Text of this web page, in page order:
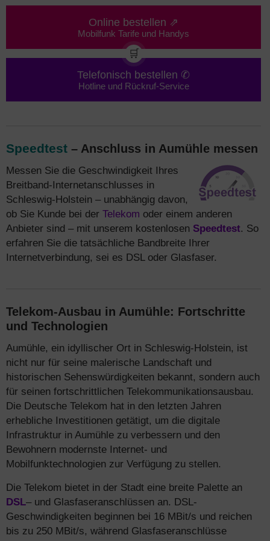
Online bestellen ⇗
Mobilfunk Tarife und Handys
🛒
Telefonisch bestellen ✆
Hotline und Rückruf-Service
Speedtest – Anschluss in Aumühle messen
Messen Sie die Geschwindigkeit Ihres
Breitband-Internetanschlusses in
Schleswig-Holstein – unabhängig davon,
ob Sie Kunde bei der Telekom oder einem anderen
Anbieter sind – mit unserem kostenlosen Speedtest. So
erfahren Sie die tatsächliche Bandbreite Ihrer
Internetverbindung, sei es DSL oder Glasfaser.
Telekom-Ausbau in Aumühle: Fortschritte
und Technologien
Aumühle, ein idyllischer Ort in Schleswig-Holstein, ist
nicht nur für seine malerische Landschaft und
historischen Sehenswürdigkeiten bekannt, sondern auch
für seinen fortschrittlichen Telekommunikationsausbau.
Die Deutsche Telekom hat in den letzten Jahren
erhebliche Investitionen getätigt, um die digitale
Infrastruktur in Aumühle zu verbessern und den
Bewohnern modernste Internet- und
Mobilfunktechnologien zur Verfügung zu stellen.
Die Telekom bietet in der Stadt eine breite Palette an
DSL– und Glasfaseranschlüssen an. DSL-
Geschwindigkeiten beginnen bei 16 MBit/s und reichen
bis zu 250 MBit/s, während Glasfaseranschlüsse